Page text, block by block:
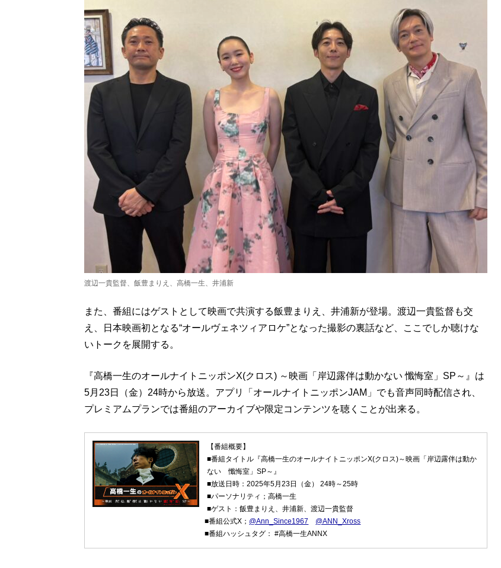
渡辺一貴監督、飯豊まりえ、高橋一生、井浦新
また、番組にはゲストとして映画で共演する飯豊まりえ、井浦新が登場。渡辺一貴監督も交
え、日本映画初となる“オールヴェネツィアロケ”となった撮影の裏話など、ここでしか聴けな
いトークを展開する。
『高橋一生のオールナイトニッポンX(クロス) ～映画「岸辺露伴は動かない 懺悔室」SP～』は
5月23日（金）24時から放送。アプリ「オールナイトニッポンJAM」でも音声同時配信され、
プレミアムプランでは番組のアーカイブや限定コンテンツを聴くことが出来る。
【番組概要】
■番組タイトル『高橋一生のオールナイトニッポンX(クロス)～映画「岸辺露伴は動か
ない 懺悔室」SP～』
■放送日時：2025年5月23日（金） 24時～25時
■パーソナリティ；高橋一生
■ゲスト：飯豊まりえ、井浦新、渡辺一貴監督
■番組公式X； @Ann_Since1967
@ANN_Xross
■番組ハッシュタグ： #高橋一生ANNX